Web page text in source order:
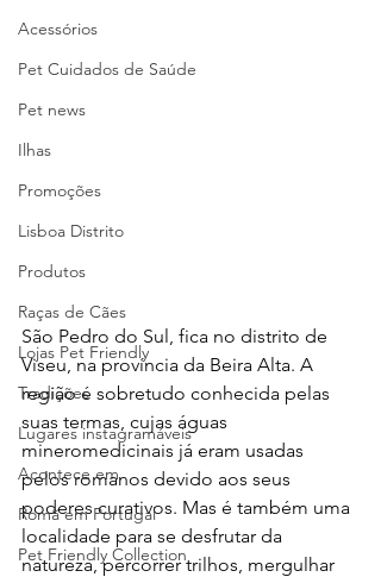
Acessórios
Pet Cuidados de Saúde
Pet news
Ilhas
Promoções
Lisboa Distrito
Produtos
Raças de Cães
Lojas Pet Friendly
Tradições
Lugares instagramáveis
Acontece em
Romã em Portugal
Pet Friendly Collection
São Pedro do Sul, fica no distrito de
Viseu, na província da Beira Alta. A
região é sobretudo conhecida pelas
suas termas, cujas águas
mineromedicinais já eram usadas
pelos romanos devido aos seus
poderes curativos. Mas é também uma
localidade para se desfrutar da
natureza, percorrer trilhos, mergulhar